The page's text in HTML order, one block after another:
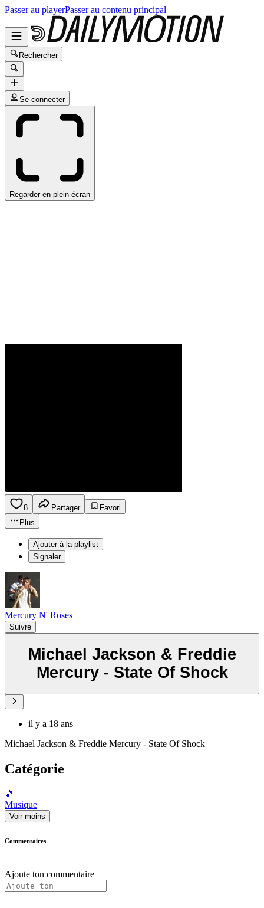
Passer au playerPasser au contenu principal
Rechercher
Se connecter
Regarder en plein écran
8 Partager
Favori
Plus
Ajouter à la playlist
Signaler
Mercury N' Roses
Suivre
Michael Jackson & Freddie
Mercury - State Of Shock
il y a 18 ans
Michael Jackson & Freddie Mercury - State Of Shock
Catégorie
🎵
Musique
Voir moins
Commentaires
Ajoute ton commentaire